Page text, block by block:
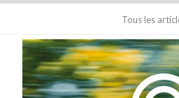
Tous les